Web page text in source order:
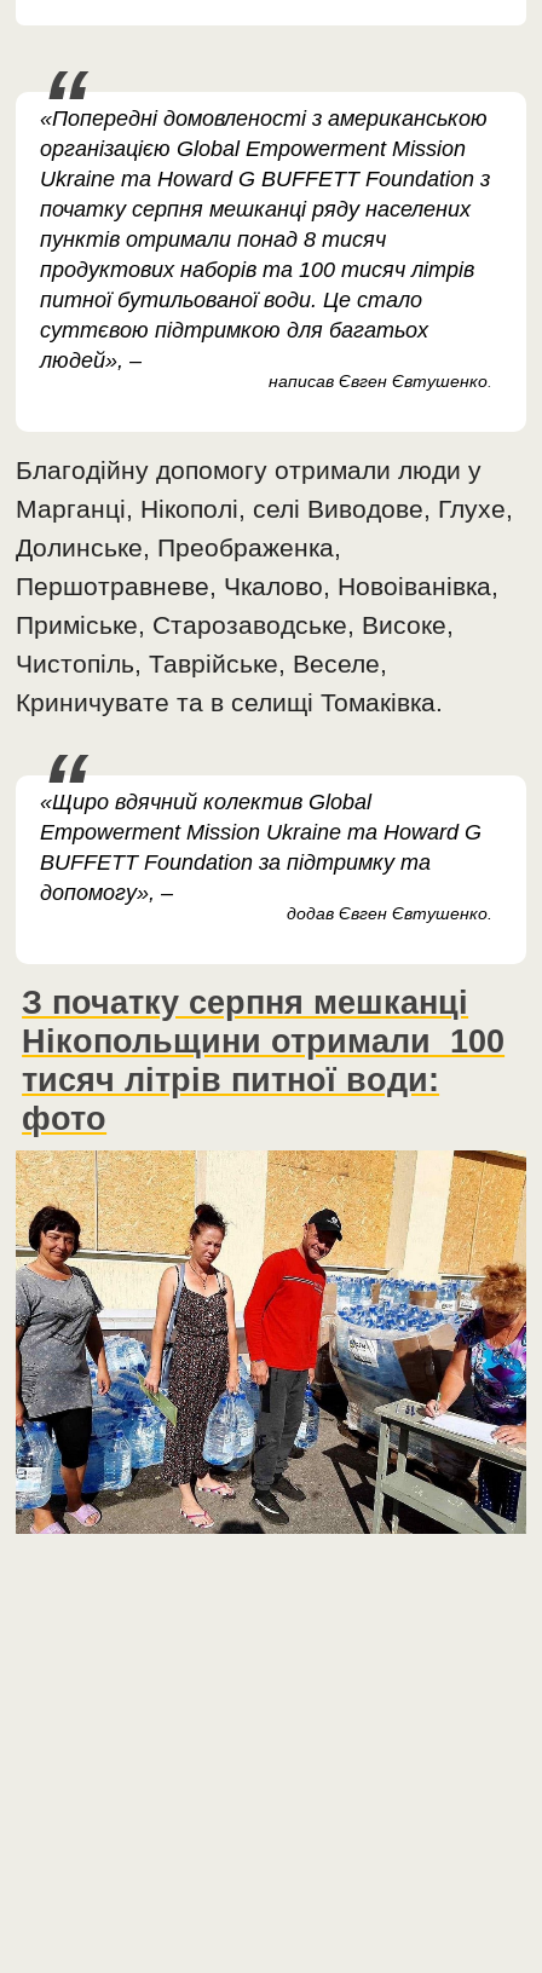
«Попередні домовленості з американською
організацією Global Empowerment Mission
Ukraine та Howard G BUFFETT Foundation з
початку серпня мешканці ряду населених
пунктів отримали понад 8 тисяч
продуктових наборів та 100 тисяч літрів
питної бутильованої води. Це стало
суттєвою підтримкою для багатьох
людей», –
написав Євген Євтушенко.
Благодійну допомогу отримали люди у
Марганці, Нікополі, селі Виводове, Глухе,
Долинське, Преображенка,
Першотравневе, Чкалово, Новоіванівка,
Приміське, Старозаводське, Високе,
Чистопіль, Таврійське, Веселе,
Криничувате та в селищі Томаківка.
«Щиро вдячний колектив Global
Empowerment Mission Ukraine та Howard G
BUFFETT Foundation за підтримку та
допомогу», –
додав Євген Євтушенко.
З початку серпня мешканці
Нікопольщини отримали 100
тисяч літрів питної води:
фото